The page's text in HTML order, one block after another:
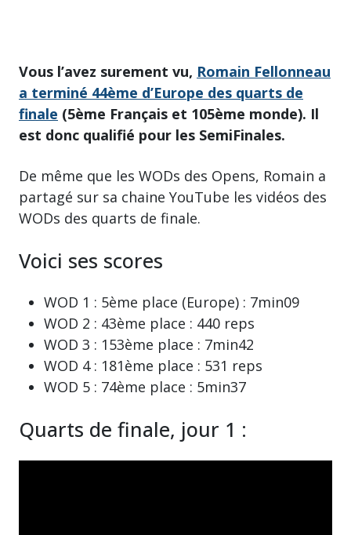
Vous l’avez surement vu, Romain Fellonneau
a terminé 44ème d’Europe des quarts de
finale (5ème Français et 105ème monde). Il
est donc qualifié pour les SemiFinales.
De même que les WODs des Opens, Romain a
partagé sur sa chaine YouTube les vidéos des
WODs des quarts de finale.
Voici ses scores
WOD 1 : 5ème place (Europe) : 7min09
WOD 2 : 43ème place : 440 reps
WOD 3 : 153ème place : 7min42
WOD 4 : 181ème place : 531 reps
WOD 5 : 74ème place : 5min37
Quarts de finale, jour 1 :